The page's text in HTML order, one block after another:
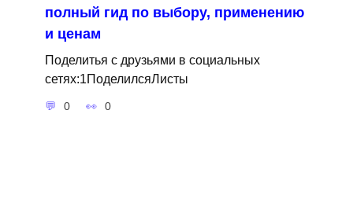
полный гид по выбору, применению
и ценам
Поделитья с друзьями в социальных
сетях:1ПоделилсяЛисты
0 0